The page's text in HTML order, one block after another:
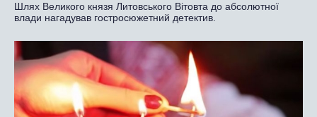
Шлях Великого князя Литовського Вітовта до абсолютної
влади нагадував гостросюжетний детектив.